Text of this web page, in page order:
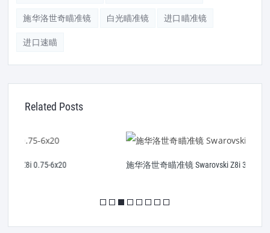
施华洛世奇瞄准镜 白光瞄准镜 进口瞄准镜
进口速瞄
Related Posts
施华洛世奇瞄准镜 Swarovski Z8i 3.5-28x50 P